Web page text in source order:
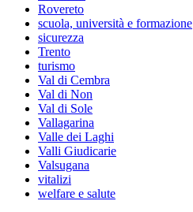
Rovereto
scuola, università e formazione
sicurezza
Trento
turismo
Val di Cembra
Val di Non
Val di Sole
Vallagarina
Valle dei Laghi
Valli Giudicarie
Valsugana
vitalizi
welfare e salute